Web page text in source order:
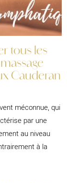
tous les
Cauderan
méconnue, qui
par une
au niveau
à la